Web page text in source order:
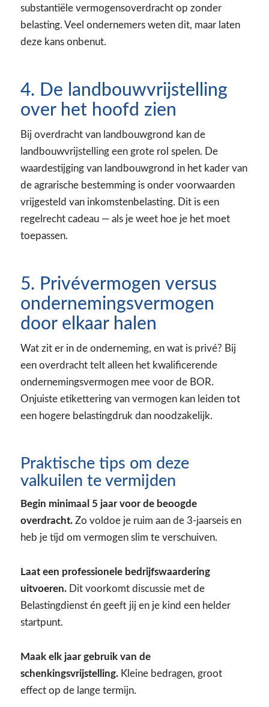
substantiële vermogensoverdracht op zonder
belasting. Veel ondernemers weten dit, maar laten
deze kans onbenut.
4. De landbouwvrijstelling
over het hoofd zien
Bij overdracht van landbouwgrond kan de
landbouwvrijstelling een grote rol spelen. De
waardestijging van landbouwgrond in het kader van
de agrarische bestemming is onder voorwaarden
vrijgesteld van inkomstenbelasting. Dit is een
regelrecht cadeau — als je weet hoe je het moet
toepassen.
5. Privévermogen versus
ondernemingsvermogen
door elkaar halen
Wat zit er in de onderneming, en wat is privé? Bij
een overdracht telt alleen het kwalificerende
ondernemingsvermogen mee voor de BOR.
Onjuiste etikettering van vermogen kan leiden tot
een hogere belastingdruk dan noodzakelijk.
Praktische tips om deze
valkuilen te vermijden
Begin minimaal 5 jaar voor de beoogde
overdracht.Zo voldoe je ruim aan de 3-jaarseis en
heb je tijd om vermogen slim te verschuiven.
Laat een professionele bedrijfswaardering
uitvoeren.Dit voorkomt discussie met de
Belastingdienst én geeft jij en je kind een helder
startpunt.
Maak elk jaar gebruik van de
schenkingsvrijstelling.Kleine bedragen, groot
effect op de lange termijn.